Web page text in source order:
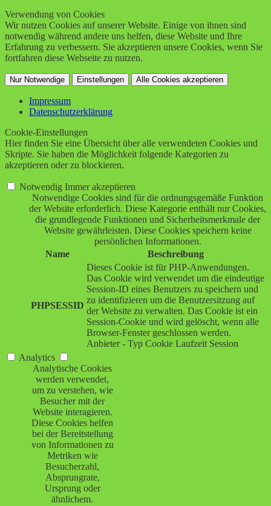
Verwendung von Cookies
Wir nutzen Cookies auf unserer Website. Einige von ihnen sind
notwendig während andere uns helfen, diese Website und Ihre
Erfahrung zu verbessern. Sie akzeptieren unsere Cookies, wenn Sie
fortfahren diese Webseite zu nutzen.
Nur Notwendige Einstellungen Alle Cookies akzeptieren
Impressum
Datenschutzerklärung
Cookie-Einstellungen
Hier finden Sie eine Übersicht über alle verwendeten Cookies und
Skripte. Sie haben die Möglichkeit folgende Kategorien zu
akzeptieren oder zu blockieren.
Notwendig Immer akzeptieren
Notwendige Cookies sind für die ordnungsgemäße Funktion
der Website erforderlich. Diese Kategorie enthält nur Cookies,
die grundlegende Funktionen und Sicherheitsmerkmale der
Website gewährleisten. Diese Cookies speichern keine
persönlichen Informationen.
Name
Beschreibung
PHPSESSID
Dieses Cookie ist für PHP-Anwendungen.
Das Cookie wird verwendet um die eindeutige
Session-ID eines Benutzers zu speichern und
zu identifizieren um die Benutzersitzung auf
der Website zu verwalten. Das Cookie ist ein
Session-Cookie und wird gelöscht, wenn alle
Browser-Fenster geschlossen werden.
Anbieter - Typ Cookie Laufzeit Session
Analytics
Analytische Cookies
werden verwendet,
um zu verstehen, wie
Besucher mit der
Website interagieren.
Diese Cookies helfen
bei der Bereitstellung
von Informationen zu
Metriken wie
Besucherzahl,
Absprungrate,
Ursprung oder
ähnlichem.